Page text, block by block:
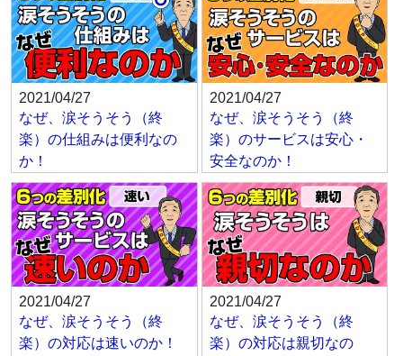
2021/04/27
なぜ、涙そうそう（終
楽）の仕組みは便利なの
か！
2021/04/27
なぜ、涙そうそう（終
楽）のサービスは安心・
安全なのか！
2021/04/27
なぜ、涙そうそう（終
楽）の対応は速いのか！
2021/04/27
なぜ、涙そうそう（終
楽）の対応は親切なの